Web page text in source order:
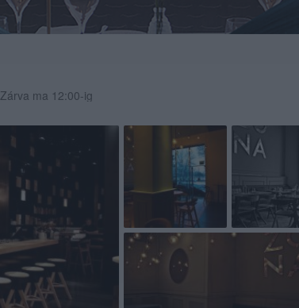
Zárva ma 12:00-ig